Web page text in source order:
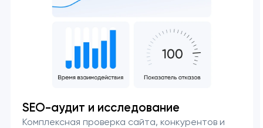
SEO-аудит и исследование
Комплексная проверка сайта, конкурентов и